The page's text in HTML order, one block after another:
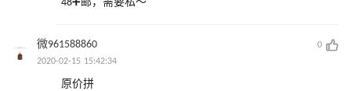
48➕邮，需要私～
微961588860
0
2020-02-15 15:42:34
原价拼